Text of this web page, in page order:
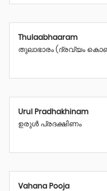
Thulaabhaaram
തുലാഭാരം (ദ്രവ്യം
Urul Pradhakhinam
ഉരുൾ പ്രദക്ഷിണം
Vahana Pooja